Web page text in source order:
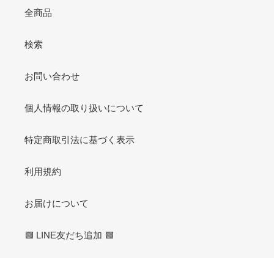
全商品
検索
お問い合わせ
個人情報の取り扱いについて
特定商取引法に基づく表示
利用規約
お届けについて
🟩 LINE友だち追加 🟩